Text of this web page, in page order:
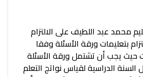
محمد عبد اللطيف على الالتزام
بتعليمات ورقة الأسئلة وفقا
حيث يجب أن تشتمل ورقة الأسئلة
الدراسية لقياس نواتج التعلم